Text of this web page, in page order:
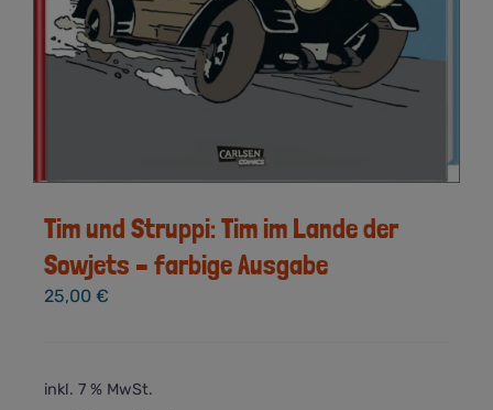
Tim und Struppi: Tim im Lande der
Sowjets – farbige Ausgabe
25,00 €
inkl. 7 % MwSt.